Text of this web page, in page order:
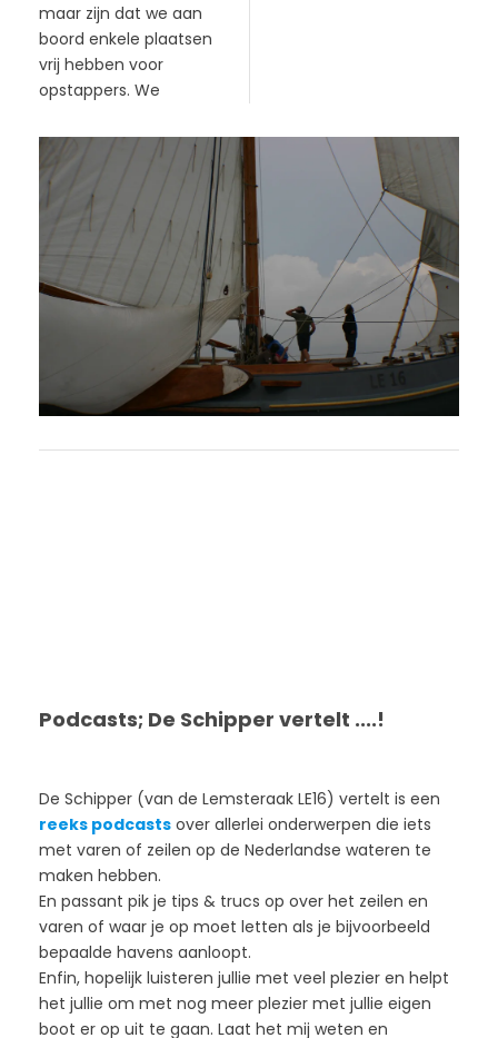
maar zijn dat we aan
boord enkele plaatsen
vrij hebben voor
opstappers. We
Podcasts; De Schipper vertelt ....!
De Schipper (van de Lemsteraak LE16) vertelt is een
reeks podcasts over allerlei onderwerpen die iets
met varen of zeilen op de Nederlandse wateren te
maken hebben.
En passant pik je tips & trucs op over het zeilen en
varen of waar je op moet letten als je bijvoorbeeld
bepaalde havens aanloopt.
Enfin, hopelijk luisteren jullie met veel plezier en helpt
het jullie om met nog meer plezier met jullie eigen
boot er op uit te gaan. Laat het mij weten en